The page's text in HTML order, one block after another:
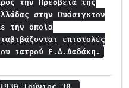
την Πρεσβεία της
στην Ουάσιγκτον
την οποία
επιστολές
ιατρού Ε.Δ.Δαδάκη.